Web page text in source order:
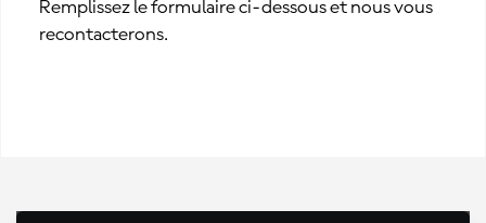
Remplissez le formulaire ci-dessous et nous vous
recontacterons.